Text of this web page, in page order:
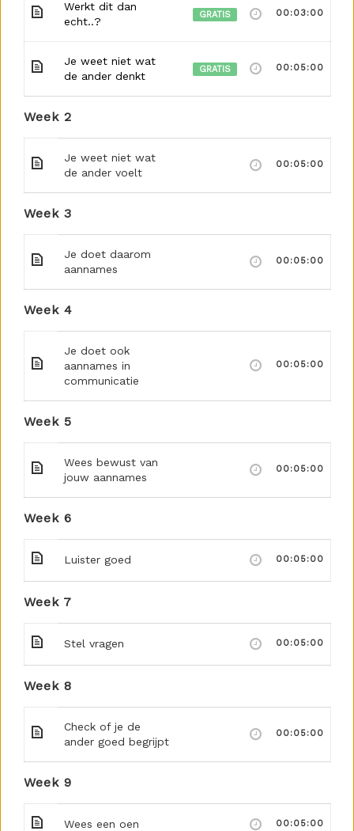
Werkt dit dan
echt..?
GRATIS 00:03:00
Je weet niet wat
de ander denkt
GRATIS 00:05:00
Week 2
Je weet niet wat
de ander voelt
00:05:00
Week 3
Je doet daarom
aannames
00:05:00
Week 4
Je doet ook
aannames in
communicatie
00:05:00
Week 5
Wees bewust van
jouw aannames
00:05:00
Week 6
Luister goed 00:05:00
Week 7
Stel vragen 00:05:00
Week 8
Check of je de
ander goed begrijpt
00:05:00
Week 9
Wees een oen 00:05:00